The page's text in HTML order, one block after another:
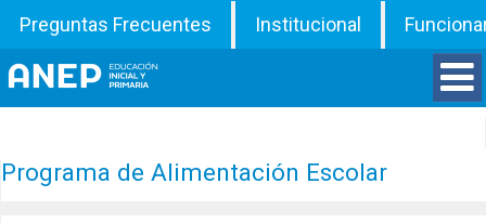
Preguntas Frecuentes Institucional
Programa de Alimentación Escolar